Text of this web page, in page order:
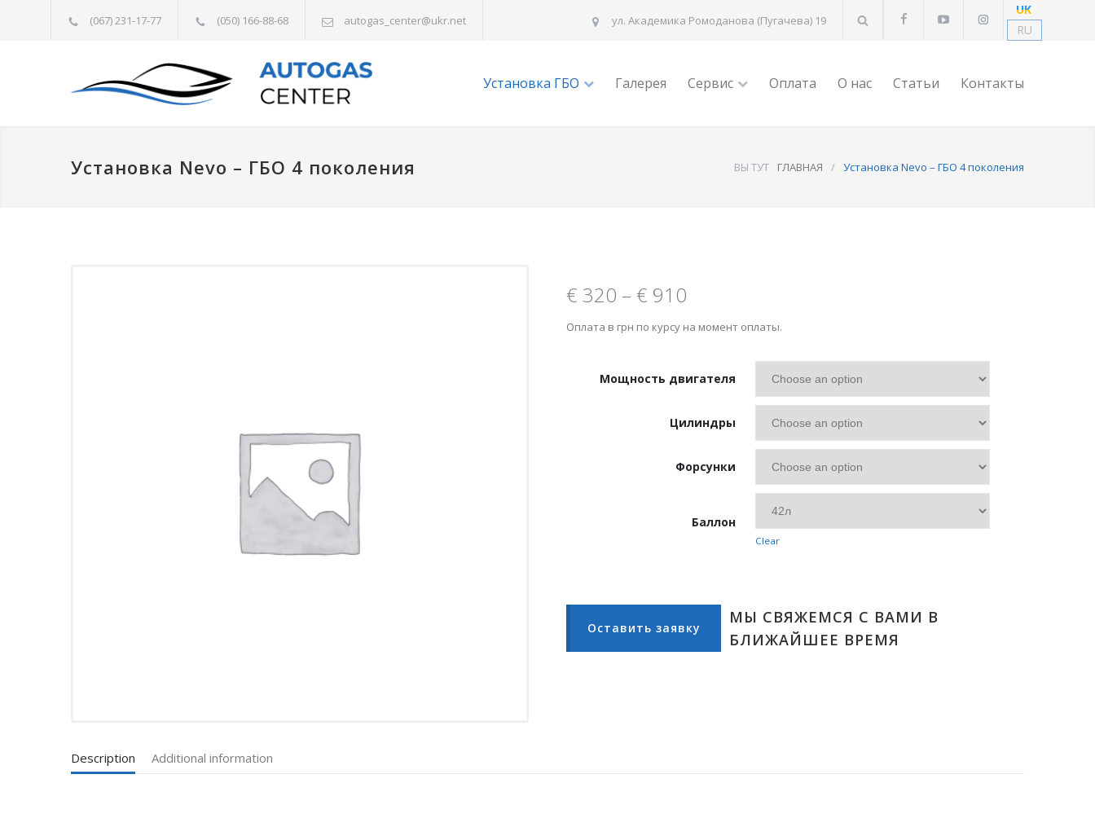
(067) 231-17-77 (050) 166-88-68 autogas_center@ukr.net ул. Академика Ромоданова (Пугачева) 19
UK
RU
Установка ГБО Галерея Сервис Оплата О нас Статьи Контакты
Установка Nevo – ГБО 4 поколения ВЫ ТУТ ГЛАВНАЯ / Установка Nevo – ГБО 4 поколения
€ 320 – € 910
Оплата в грн по курсу на момент оплаты.
Мощность двигателя
Цилиндры
Форсунки
Баллон
Clear
Оставить заявку
МЫ СВЯЖЕМСЯ С ВАМИ В
БЛИЖАЙШЕЕ ВРЕМЯ
Description Additional information